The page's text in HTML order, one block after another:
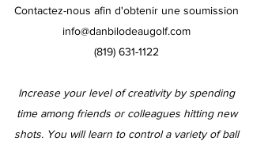
Contactez-nous afin d'obtenir une soumission
info@danbilodeaugolf.com
(819) 631-1122
Increase your level of creativity by spending
time among friends or colleagues hitting new
shots. You will learn to control a variety of ball